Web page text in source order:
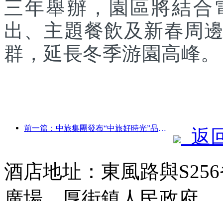
三年舉辦，園區將結合
出、主題餐飲及新春周
群，延長冬季游園高峰。
前一篇：中旅集團發布“中旅好時光”品牌，布局銀發旅游市場
返
酒店地址：東風路與